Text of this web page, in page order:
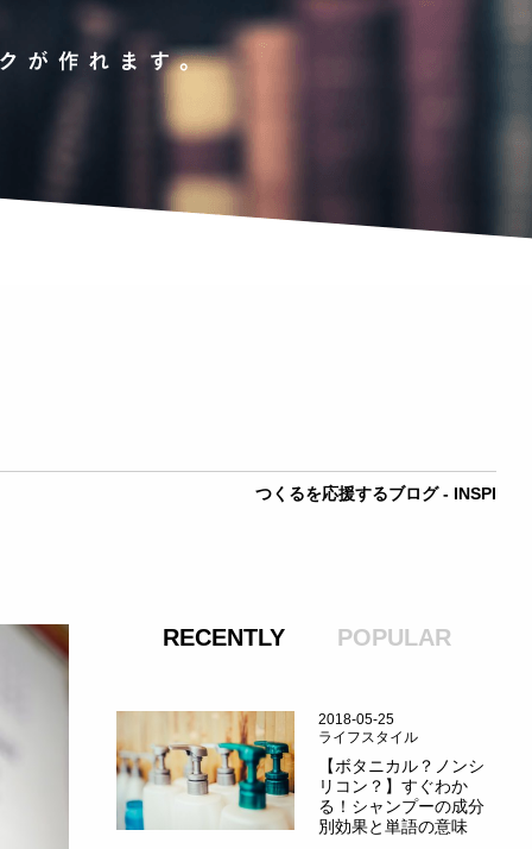
つくるを応援するブログ - INSPI
RECENTLY POPULAR
2018-05-25
ライフスタイル
【ボタニカル？ノンシ
リコン？】すぐわか
る！シャンプーの成分
別効果と単語の意味